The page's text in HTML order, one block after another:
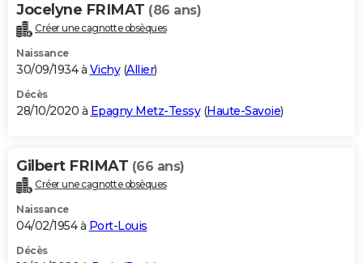
Jocelyne FRIMAT (86 ans)
Créer une cagnotte obsèques
Naissance
30/09/1934 à Vichy(Allier)
Décès
28/10/2020 à Epagny Metz-Tessy(Haute-Savoie)
Gilbert FRIMAT (66 ans)
Créer une cagnotte obsèques
Naissance
04/02/1954 à Port-Louis
Décès